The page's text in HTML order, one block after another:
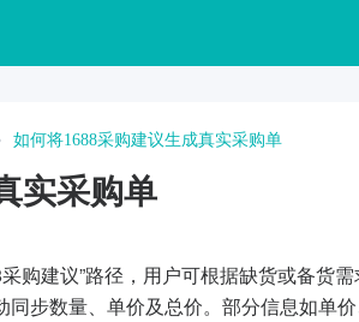
如何将1688采购建议生成真实采购单
实采购单
购建议”路径，用户可根据缺货或备货
步数量、单价及总价。部分信息如单